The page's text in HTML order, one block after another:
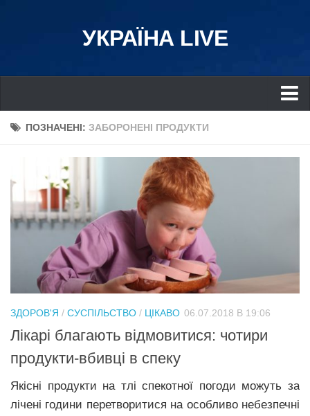
УКРАЇНА LIVE
Україна
Дніпро
Львів
Івано-Франківськ
Донбас
Одеса
Схід
Прикарпаття
Економіка
Політика
Світ
ПОЗНАЧЕНІ: ЗАБОРОНЕНІ ПРОДУКТИ
ЗДОРОВ'Я / СУСПІЛЬСТВО / ЦІКАВО 06.07.2018 В 19:06
Лікарі благають відмовитися: чотири
продукти-вбивці в спеку
Якісні продукти на тлі спекотної погоди можуть за
лічені години перетворитися на особливо небезпечні